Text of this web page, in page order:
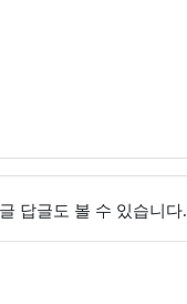
답글도 볼 수 있습니다.